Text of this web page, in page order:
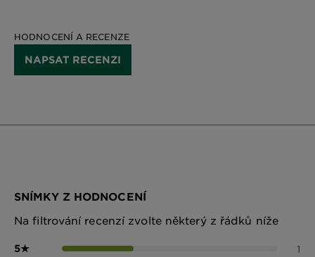
HODNOCENÍ A RECENZE
NAPSAT RECENZI
SNÍMKY Z HODNOCENÍ
Na filtrování recenzí zvolte některý z řádků níže
5★ 1